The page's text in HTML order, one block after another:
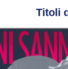
Titoli